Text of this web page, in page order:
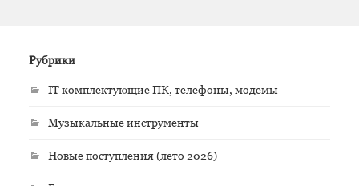
Рубрики
IT комплектующие ПК, телефоны, модемы
Музыкальные инструменты
Новые поступления (лето 2026)